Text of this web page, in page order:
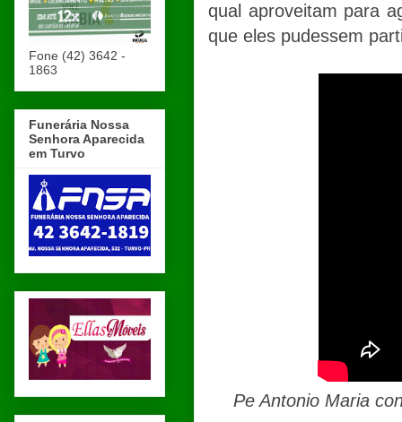
qual aproveitam para
que eles pudessem
Pe Antonio Maria
Fone (42) 3642 -
1863
Funerária Nossa
Senhora Aparecida
em Turvo